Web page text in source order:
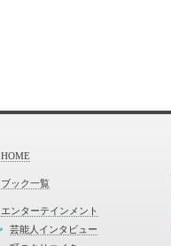
HOME
ブック一覧
エンターテインメント
芸能人インタビュー